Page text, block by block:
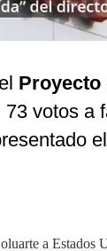
Proyecto
73 votos a